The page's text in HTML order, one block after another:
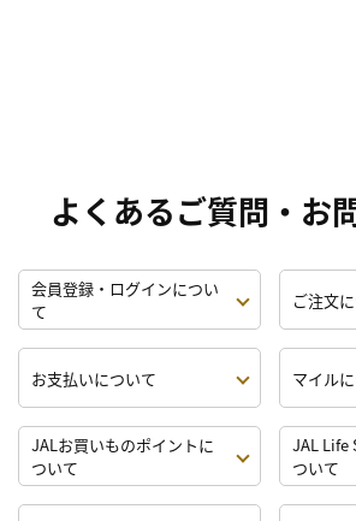
よくあるご質問・お
会員登録・ログインについ
て
ご注文
お支払いについて マイル
JALお買いものポイントに
ついて
JAL Life
ついて